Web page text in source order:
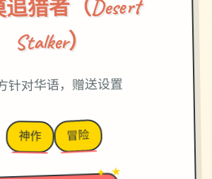
猎者（Desert
Stalker）
针对华语，赠送设置
神作 冒险
→
✦ ★